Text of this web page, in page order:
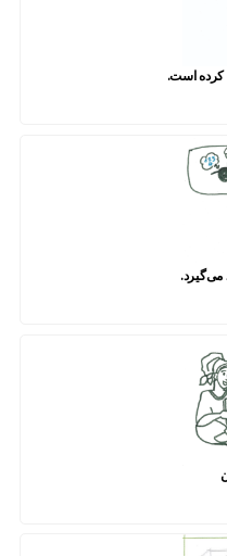
است.
می‌گیرد.